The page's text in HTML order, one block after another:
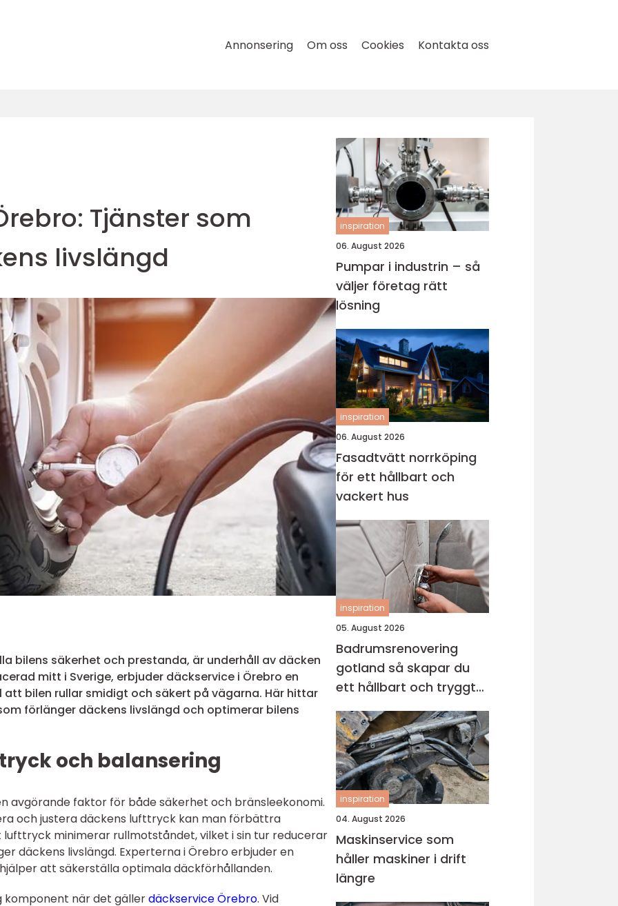
Annonsering Om oss Cookies Kontakta oss
Tjänster som
livslängd
bilens säkerhet och prestanda, är underhåll av däcken
mitt i Sverige, erbjuder däckservice i Örebro en
bilen rullar smidigt och säkert på vägarna. Här hittar
förlänger däckens livslängd och optimerar bilens
och balansering
avgörande faktor för både säkerhet och bränsleekonomi.
och justera däckens lufttryck kan man förbättra
minimerar rullmotståndet, vilket i sin tur reducerar
däckens livslängd. Experterna i Örebro erbjuder en
att säkerställa optimala däckförhållanden.
komponent när det gällerdäckservice Örebro. Vid
inspiration
06. August 2026
Pumpar i industrin – så
väljer företag rätt
lösning
inspiration
06. August 2026
Fasadtvätt norrköping
för ett hållbart och
vackert hus
inspiration
05. August 2026
Badrumsrenovering
gotland så skapar du
ett hållbart och tryggt
badrum
inspiration
04. August 2026
Maskinservice som
håller maskiner i drift
längre